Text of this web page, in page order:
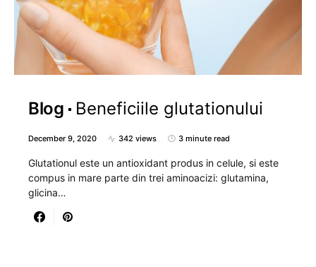
Blog Beneficiile glutationului
December 9, 2020 342 views 3 minute read
Glutationul este un antioxidant produs in celule, si este
compus in mare parte din trei aminoacizi: glutamina,
glicina…